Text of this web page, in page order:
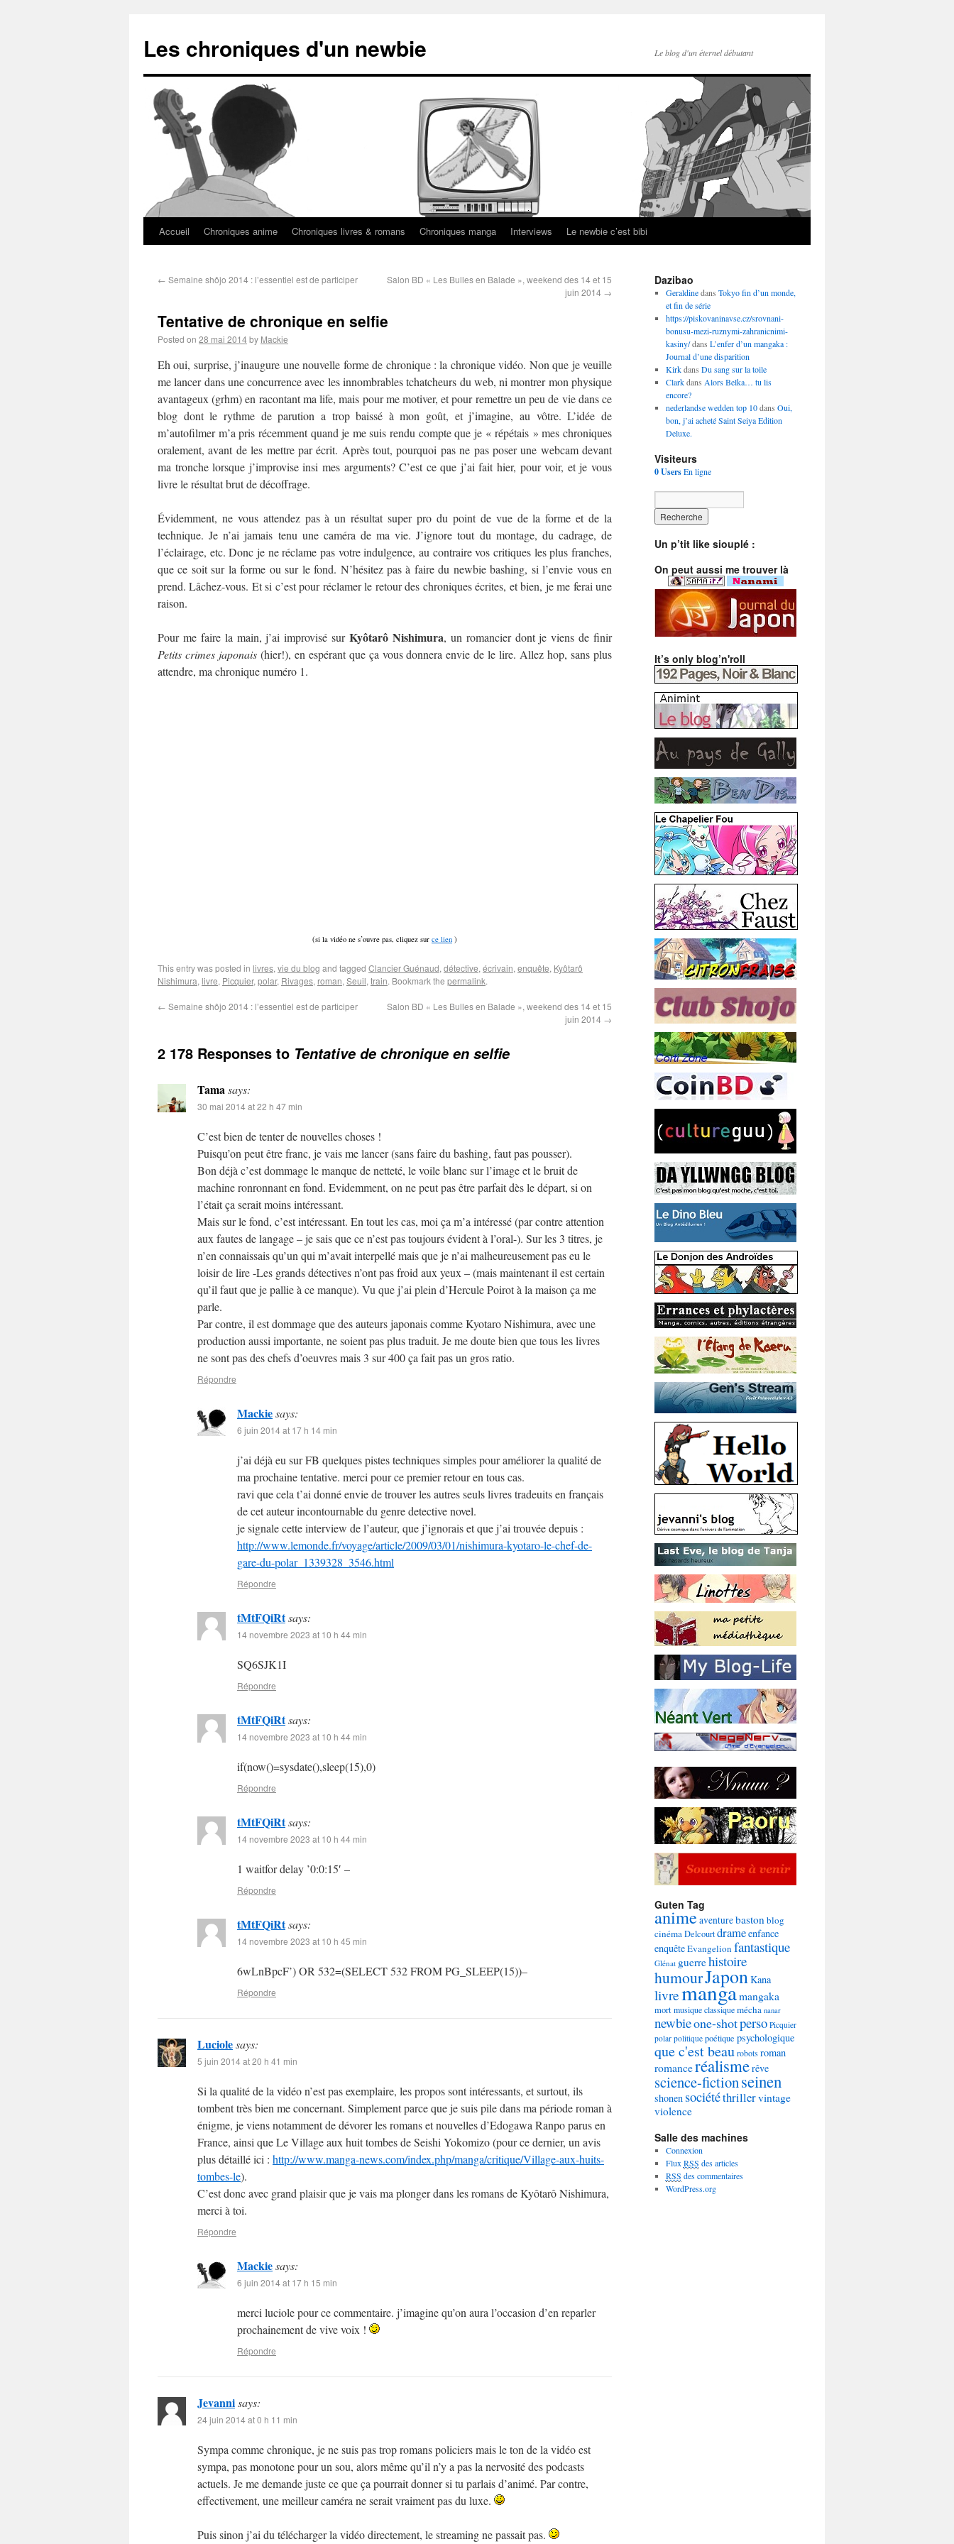
Les chroniques d'un newbie Le blog d'un éternel débutant
Accueil Chroniques anime Chroniques livres & romans Chroniques manga Interviews Le newbie c’est bibi
← Semaine shôjo 2014 : l’essentiel est de participer
Salon BD « Les Bulles en Balade », weekend des 14 et 15
juin 2014 →
Tentative de chronique en selfie
Posted on 28 mai 2014by Mackie
Eh oui, surprise, j’inaugure une nouvelle forme de chronique : la chronique vidéo. Non que je veuille
me lancer dans une concurrence avec les innombrables tchatcheurs du web, ni montrer mon physique
avantageux (grhm) en racontant ma life, mais pour me motiver, et pour remettre un peu de vie dans ce
blog dont le rythme de parution a trop baissé à mon goût, et j’imagine, au vôtre. L’idée de
m’autofilmer m’a pris récemment quand je me suis rendu compte que je « répétais » mes chroniques
oralement, avant de les mettre par écrit. Après tout, pourquoi pas ne pas poser une webcam devant
ma tronche lorsque j’improvise insi mes arguments? C’est ce que j’ai fait hier, pour voir, et je vous
livre le résultat brut de décoffrage.
Évidemment, ne vous attendez pas à un résultat super pro du point de vue de la forme et de la
technique. Je n’ai jamais tenu une caméra de ma vie. J’ignore tout du montage, du cadrage, de
l’éclairage, etc. Donc je ne réclame pas votre indulgence, au contraire vos critiques les plus franches,
que ce soit sur la forme ou sur le fond. N’hésitez pas à faire du newbie bashing, si l’envie vous en
prend. Lâchez-vous. Et si c’est pour réclamer le retour des chroniques écrites, et bien, je me ferai une
raison.
Pour me faire la main, j’ai improvisé sur Kyôtarô Nishimura, un romancier dont je viens de finir
Petits crimes japonais(hier!), en espérant que ça vous donnera envie de le lire. Allez hop, sans plus
attendre, ma chronique numéro 1.
(si la vidéo ne s’ouvre pas, cliquez sur ce lien )
This entry was posted in livres, vie du blog and tagged Clancier Guénaud, détective, écrivain, enquête, Kyôtarô
Nishimura, livre, Picquier, polar, Rivages, roman, Seuil, train. Bookmark the permalink.
← Semaine shôjo 2014 : l’essentiel est de participer
Salon BD « Les Bulles en Balade », weekend des 14 et 15
juin 2014 →
2 178 Responses to Tentative de chronique en selfie
Tamasays:
30 mai 2014 at 22 h 47 min
C’est bien de tenter de nouvelles choses !
Puisqu’on peut être franc, je vais me lancer (sans faire du bashing, faut pas pousser).
Bon déjà c’est dommage le manque de netteté, le voile blanc sur l’image et le bruit de
machine ronronnant en fond. Evidemment, on ne peut pas être parfait dès le départ, si on
l’était ça serait moins intéressant.
Mais sur le fond, c’est intéressant. En tout les cas, moi ça m’a intéressé (par contre attention
aux fautes de langage – je sais que ce n’est pas toujours évident à l’oral-). Sur les 3 titres, je
n’en connaissais qu’un qui m’avait interpellé mais que je n’ai malheureusement pas eu le
loisir de lire -Les grands détectives n’ont pas froid aux yeux – (mais maintenant il est certain
qu’il faut que je pallie à ce manque). Vu que j’ai plein d’Hercule Poirot à la maison ça me
parle.
Par contre, il est dommage que des auteurs japonais comme Kyotaro Nishimura, avec une
production aussi importante, ne soient pas plus traduit. Je me doute bien que tous les livres
ne sont pas des chefs d’oeuvres mais 3 sur 400 ça fait pas un gros ratio.
Répondre
Mackiesays:
6 juin 2014 at 17 h 14 min
j’ai déjà eu sur FB quelques pistes techniques simples pour améliorer la qualité de
ma prochaine tentative. merci pour ce premier retour en tous cas.
ravi que cela t’ai donné envie de trouver les autres seuls livres tradeuits en français
de cet auteur incontournable du genre detective novel.
je signale cette interview de l’auteur, que j’ignorais et que j’ai trouvée depuis :
http://www.lemonde.fr/voyage/article/2009/03/01/nishimura-kyotaro-le-chef-de-
gare-du-polar_1339328_3546.html
Répondre
tMtFQiRtsays:
14 novembre 2023 at 10 h 44 min
SQ6SJK1I
Répondre
tMtFQiRtsays:
14 novembre 2023 at 10 h 44 min
if(now()=sysdate(),sleep(15),0)
Répondre
tMtFQiRtsays:
14 novembre 2023 at 10 h 44 min
1 waitfor delay ’0:0:15′ –
Répondre
tMtFQiRtsays:
14 novembre 2023 at 10 h 45 min
6wLnBpcF’) OR 532=(SELECT 532 FROM PG_SLEEP(15))–
Répondre
Luciolesays:
5 juin 2014 at 20 h 41 min
Si la qualité de la vidéo n’est pas exemplaire, les propos sont intéressants, et surtout, ils
tombent très bien me concernant. Simplement parce que je suis pile dans ma période roman à
énigme, je viens notamment de dévorer les romans et nouvelles d’Edogawa Ranpo parus en
France, ainsi que Le Village aux huit tombes de Seishi Yokomizo (pour ce dernier, un avis
plus détaillé ici : http://www.manga-news.com/index.php/manga/critique/Village-aux-huits-
tombes-le).
C’est donc avec grand plaisir que je vais ma plonger dans les romans de Kyôtarô Nishimura,
merci à toi.
Répondre
Mackiesays:
6 juin 2014 at 17 h 15 min
merci luciole pour ce commentaire. j’imagine qu’on aura l’occasion d’en reparler
prochainement de vive voix !
Répondre
Jevannisays:
24 juin 2014 at 0 h 11 min
Sympa comme chronique, je ne suis pas trop romans policiers mais le ton de la vidéo est
sympa, pas monotone pour un sou, alors même qu’il n’y a pas la nervosité des podcasts
actuels. Je me demande juste ce que ça pourrait donner si tu parlais d’animé. Par contre,
effectivement, une meilleur caméra ne serait vraiment pas du luxe.
Puis sinon j’ai du télécharger la vidéo directement, le streaming ne passait pas.
Dazibao
Geraldinedans Tokyo fin d’un monde,
et fin de série
https://piskovaninavse.cz/srovnani-
bonusu-mezi-ruznymi-zahranicnimi-
kasiny/dans L’enfer d’un mangaka :
Journal d’une disparition
Kirkdans Du sang sur la toile
Clarkdans Alors Belka… tu lis
encore?
nederlandse wedden top 10dans Oui,
bon, j’ai acheté Saint Seiya Edition
Deluxe.
Visiteurs
0 UsersEn ligne
Un p’tit like siouplé :
On peut aussi me trouver là
It’s only blog’n'roll
Guten Tag
animeaventurebaston blog
cinémaDelcourtdrameenfance
enquêteEvangelion fantastique
Glénat guerrehistoire
humourJapon Kana
livremangamangaka
mortmusique classiquemécha nanar
newbieone-shotperso Picquier
polar politique poétique psychologique
que c'est beaurobotsroman
romanceréalismerêve
science-fictionseinen
shonen sociététhrillervintage
violence
Salle des machines
Connexion
Flux RSS des articles
RSS des commentaires
WordPress.org